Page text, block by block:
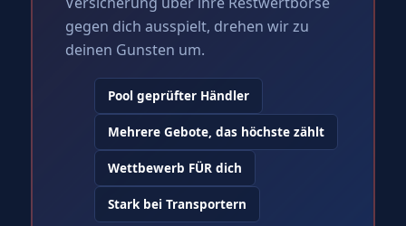
gegen dich ausspielt, drehen wir zu
deinen Gunsten um.
Pool geprüfter Händler
Mehrere Gebote, das höchste zählt
Wettbewerb FÜR dich
Stark bei Transportern